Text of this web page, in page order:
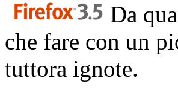
Da
che fare con un
tuttora ignote.